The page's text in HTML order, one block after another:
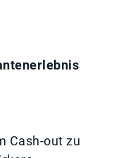
Cash-out zu